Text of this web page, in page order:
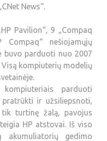
News“.
Pavilion“, 9 „Compaq
nešiojamųjų
buvo parduoti nuo 2007
kompiuterių modelių
parduoti
ir užsiliepsnoti,
turtinę žalą, pavojus
HP atstovai. Iš viso
gedimo